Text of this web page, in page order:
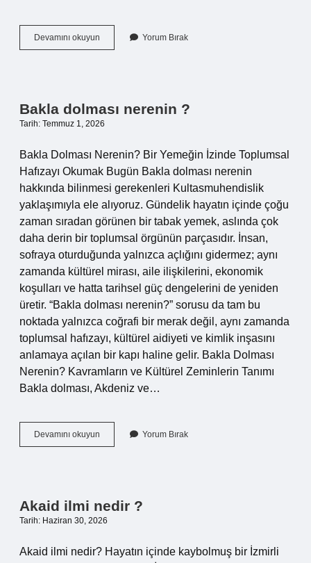
Devamını okuyun
kargoyu
Yorum Bırak
Bakla dolması nerenin ?
Tarih: Temmuz 1, 2026
Bakla Dolması Nerenin? Bir Yemeğin İzinde Toplumsal
Hafızayı Okumak Bugün Bakla dolması nerenin
hakkında bilinmesi gerekenleri Kultasmuhendislik
yaklaşımıyla ele alıyoruz. Gündelik hayatın içinde çoğu
zaman sıradan görünen bir tabak yemek, aslında çok
daha derin bir toplumsal örgünün parçasıdır. İnsan,
sofraya oturduğunda yalnızca açlığını gidermez; aynı
zamanda kültürel mirası, aile ilişkilerini, ekonomik
koşulları ve hatta tarihsel güç dengelerini de yeniden
üretir. “Bakla dolması nerenin?” sorusu da tam bu
noktada yalnızca coğrafi bir merak değil, aynı zamanda
toplumsal hafızayı, kültürel aidiyeti ve kimlik inşasını
anlamaya açılan bir kapı haline gelir. Bakla Dolması
Nerenin? Kavramların ve Kültürel Zeminlerin Tanımı
Bakla dolması, Akdeniz ve…
Devamını okuyun
dolması
Yorum Bırak
Akaid ilmi nedir ?
Tarih: Haziran 30, 2026
Akaid ilmi nedir? Hayatın içinde kaybolmuş bir İzmirli